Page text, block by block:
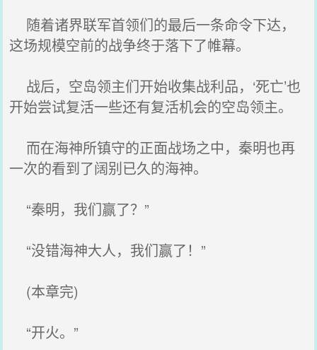
随着诸界联军首领们的最后一条命令下达，
这场规模空前的战争终于落下了帷幕。
战后，空岛领主们开始收集战利品，‘死亡’也
开始尝试复活一些还有复活机会的空岛领主。
而在海神所镇守的正面战场之中，秦明也再
一次的看到了阔别已久的海神。
“秦明，我们赢了？”
“没错海神大人，我们赢了！”
(本章完)
“开火。”